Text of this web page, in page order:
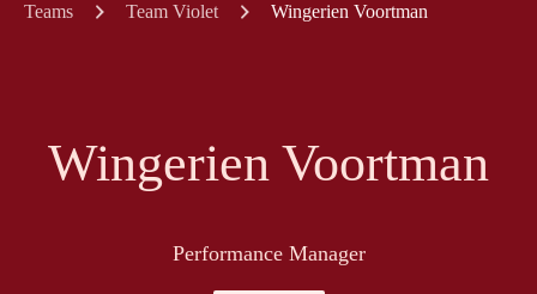
Teams Team Violet Wingerien Voortman
Wingerien Voortman
Performance Manager